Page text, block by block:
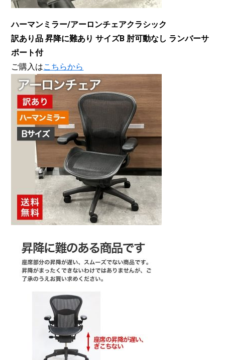
ハーマンミラー/アーロンチェアクラシック
訳あり品 昇降に難あり サイズB 肘可動なし ランバーサ
ポート付
ご購入はこちらから